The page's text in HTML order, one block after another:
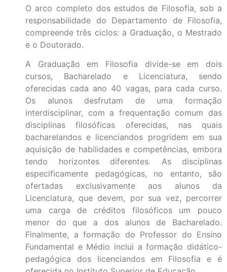
O arco completo dos estudos de Filosofia, sob a
responsabilidade do Departamento de Filosofia,
compreende três ciclos: a Graduação, o Mestrado
e o Doutorado.
A Graduação em Filosofia divide-se em dois
cursos, Bacharelado e Licenciatura, sendo
oferecidas cada ano 40 vagas, para cada curso.
Os alunos desfrutam de uma formação
interdisciplinar, com a frequentação comum das
disciplinas filosóficas oferecidas, nas quais
bacharelandos e licenciandos progridem em sua
aquisição de habilidades e competências, embora
tendo horizontes diferentes. As disciplinas
especificamente pedagógicas, no entanto, são
ofertadas exclusivamente aos alunos da
Licenciatura, que devem, por sua vez, percorrer
uma carga de créditos filosóficos um pouco
menor do que a dos alunos de Bacharelado.
Finalmente, a formação do Professor do Ensino
Fundamental e Médio inclui a formação didático-
pedagógica dos licenciandos em Filosofia e é